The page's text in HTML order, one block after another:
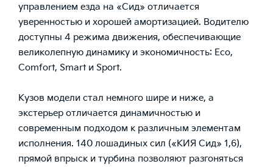
управлением езда на «Сид» отличается
уверенностью и хорошей амортизацией. Водителю
доступны 4 режима движения, обеспечивающие
великолепную динамику и экономичность: Eco,
Comfort, Smart и Sport.
Кузов модели стал немного шире и ниже, а
экстерьер отличается динамичностью и
современным подходом к различным элементам
исполнения. 140 лошадиных сил («КИЯ Сид» 1,6),
прямой впрыск и турбина позволяют разгоняться